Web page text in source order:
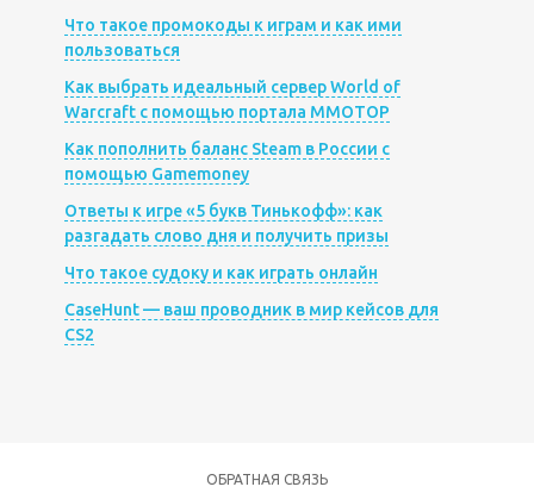
Что такое промокоды к играм и как ими
пользоваться
Как выбрать идеальный сервер World of
Warcraft с помощью портала MMOTOP
Как пополнить баланс Steam в России с
помощью Gamemoney
Ответы к игре «5 букв Тинькофф»: как
разгадать слово дня и получить призы
Что такое судоку и как играть онлайн
CaseHunt — ваш проводник в мир кейсов для
CS2
ОБРАТНАЯ СВЯЗЬ